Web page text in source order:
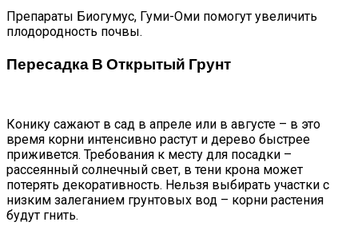
Препараты Биогумус, Гуми-Оми помогут увеличить
плодородность почвы.
Пересадка В Открытый Грунт
Конику сажают в сад в апреле или в августе – в это
время корни интенсивно растут и дерево быстрее
приживется. Требования к месту для посадки –
рассеянный солнечный свет, в тени крона может
потерять декоративность. Нельзя выбирать участки с
низким залеганием грунтовых вод – корни растения
будут гнить.